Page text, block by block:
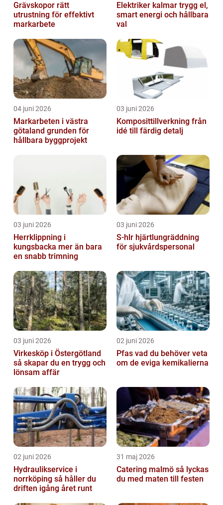
Grävskopor rätt
utrustning för effektivt
markarbete
Elektriker kalmar trygg el,
smart energi och hållbara
val
04 juni 2026
Markarbeten i västra
götaland grunden för
hållbara byggprojekt
03 juni 2026
Komposittillverkning från
idé till färdig detalj
03 juni 2026
Herrklippning i
kungsbacka mer än bara
en snabb trimning
03 juni 2026
S-hlr hjärtlungräddning
för sjukvårdspersonal
03 juni 2026
Virkesköp i Östergötland
så skapar du en trygg och
lönsam affär
02 juni 2026
Pfas vad du behöver veta
om de eviga kemikalierna
02 juni 2026
Hydraulikservice i
norrköping så håller du
driften igång året runt
31 maj 2026
Catering malmö så lyckas
du med maten till festen